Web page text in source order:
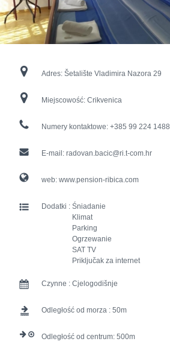
Adres: Šetalište Vladimira Nazora 29
Miejscowość: Crikvenica
Numery kontaktowe: +385 99 224 1488
E-mail: radovan.bacic@ri.t-com.hr
web: www.pension-ribica.com
Dodatki : Śniadanie
Klimat
Parking
Ogrzewanie
SAT TV
Priključak za internet
Czynne : Cjelogodišnje
Odległość od morza : 50
Odległość od centrum: 500